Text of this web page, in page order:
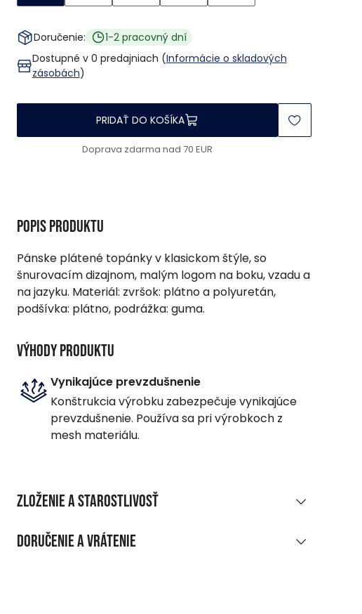
Doručenie:
1-2 pracovný dní
Dostupné v 0 predajniach (Informácie o skladových
zásobách)
PRIDAŤ DO KOŠÍKA
Doprava zdarma nad 70 EUR
Popis produktu
Pánske plátené topánky v klasickom štýle, so
šnurovacím dizajnom, malým logom na boku, vzadu a
na jazyku. Materiál: zvršok: plátno a polyuretán,
podšívka: plátno, podrážka: guma.
Výhody produktu
Vynikajúce prevzdušnenie
Konštrukcia výrobku zabezpečuje vynikajúce
prevzdušnenie. Používa sa pri výrobkoch z
mesh materiálu.
Zloženie a starostlivosť
MATERIÁLOVÉ ZLOŽENIE
Doručenie a vrátenie